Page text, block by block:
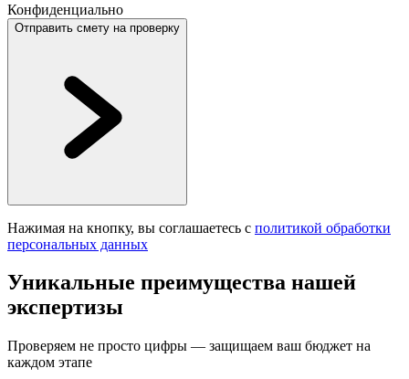
Конфиденциально
Отправить смету на проверку
Нажимая на кнопку, вы соглашаетесь с политикой обработки
персональных данных
Уникальные преимущества нашей
экспертизы
Проверяем не просто цифры — защищаем ваш бюджет на
каждом этапе